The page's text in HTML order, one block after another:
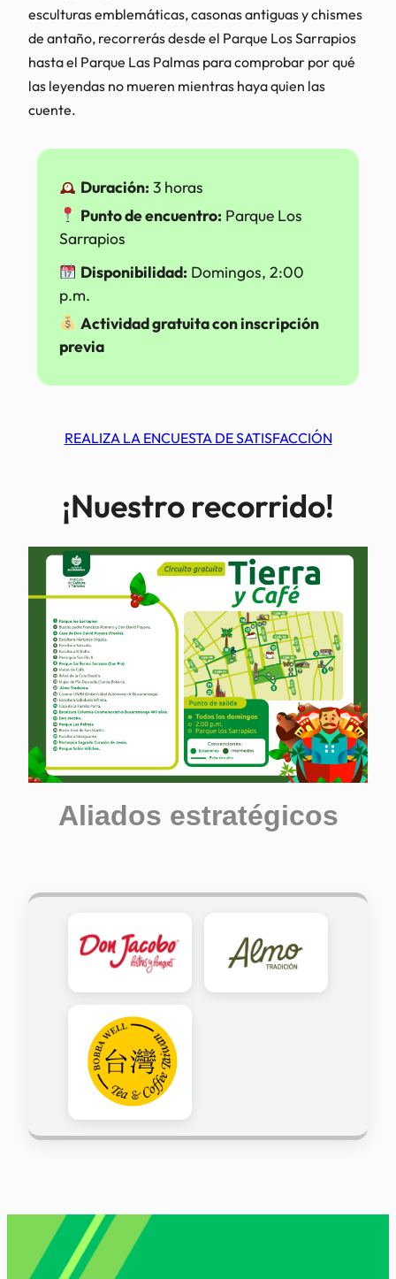
esculturas emblemáticas, casonas antiguas y chismes
de antaño, recorrerás desde el Parque Los Sarrapios
hasta el Parque Las Palmas para comprobar por qué
las leyendas no mueren mientras haya quien las
cuente.
Duración: 3 horas
Punto de encuentro: Parque Los
Sarrapios
Disponibilidad: Domingos, 2:00
p.m.
Actividad gratuita con inscripción
previa
REALIZA LA ENCUESTA DE SATISFACCIÓN
¡Nuestro recorrido!
Aliados estratégicos